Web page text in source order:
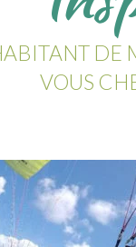
DE
VOUS